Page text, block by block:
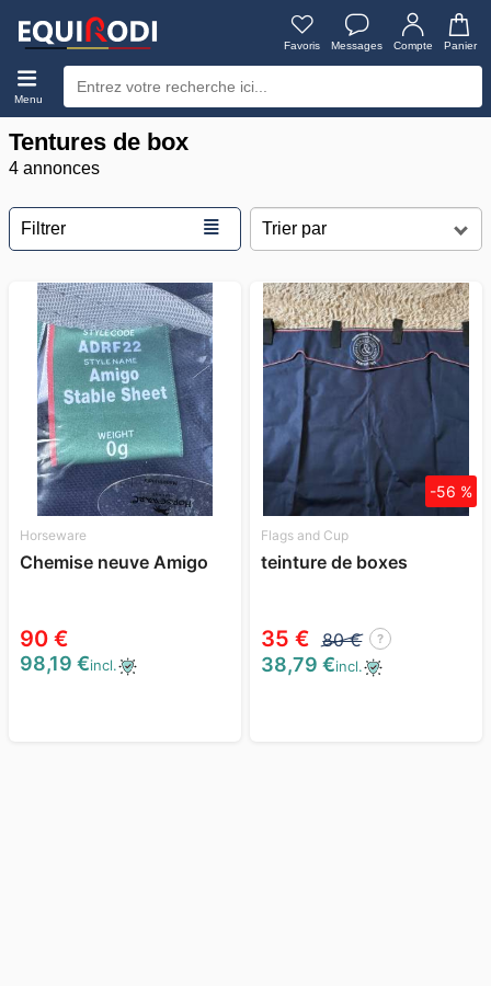
Favoris Messages Compte Panier
Menu
Tentures de box
4 annonces
Filtrer ≣
Horseware
Chemise neuve Amigo
90 €
98,19 €incl.
Flags and Cup
teinture de boxes
35 € 80 € ?
-56 %
38,79 €incl.